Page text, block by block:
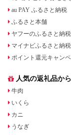
au PAY ふるさと納税
ふるさと本舗
ヤフーのふるさと納税
マイナビふるさと納税
ポイント還元キャン
人気の返礼品か
牛肉
いくら
カニ
うなぎ